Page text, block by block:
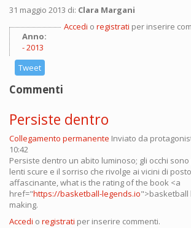
31 maggio 2013 di: Clara Margani
Anno:
2013
Accedi o registrati per inserire
Tweet
Commenti
Persiste dentro
Collegamento permanente Inviato da
10:42
Persiste dentro un abito luminoso; gli occhi
lenti scure e il sorriso che rivolge ai vicini di
affascinante, what is the rating of the book <a
href="https://basketball-legends.io">basketball
making.
Accedi o registrati per inserire commenti.